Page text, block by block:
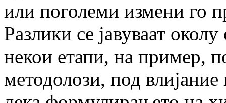
или поголеми измени го
Разлики се јавуваат
некои етапи, на пример,
методолози, под